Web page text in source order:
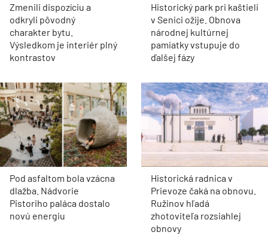
Zmenili dispozíciu a
odkryli pôvodný
charakter bytu.
Výsledkom je interiér plný
kontrastov
Historický park pri kaštieli
v Senici ožije. Obnova
národnej kultúrnej
pamiatky vstupuje do
ďalšej fázy
Pod asfaltom bola vzácna
dlažba. Nádvorie
Pistoriho paláca dostalo
novú energiu
Historická radnica v
Prievoze čaká na obnovu.
Ružinov hľadá
zhotoviteľa rozsiahlej
obnovy